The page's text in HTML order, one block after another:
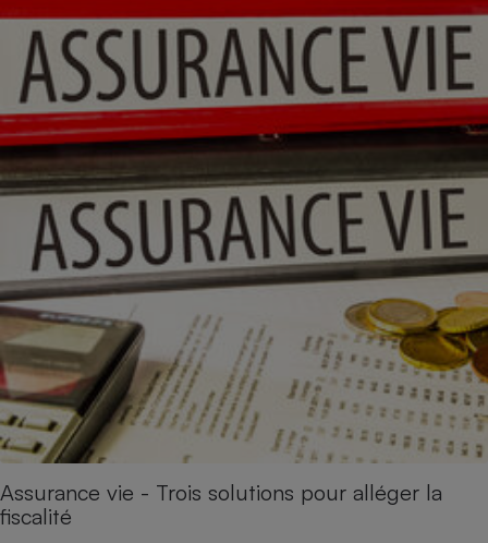
Assurance vie - Trois solutions pour alléger la
fiscalité